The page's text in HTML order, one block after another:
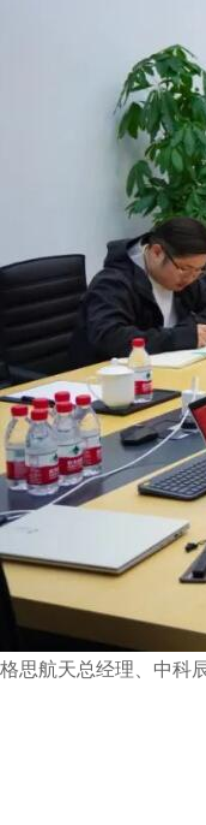
格思航天总经理、中科